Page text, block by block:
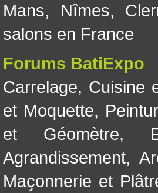
Mans, Nîmes,
salons en France
Forums BatiExpo
Carrelage, Cuisine
et Moquette,
et Géomètre,
Agrandissement,
Maçonnerie et